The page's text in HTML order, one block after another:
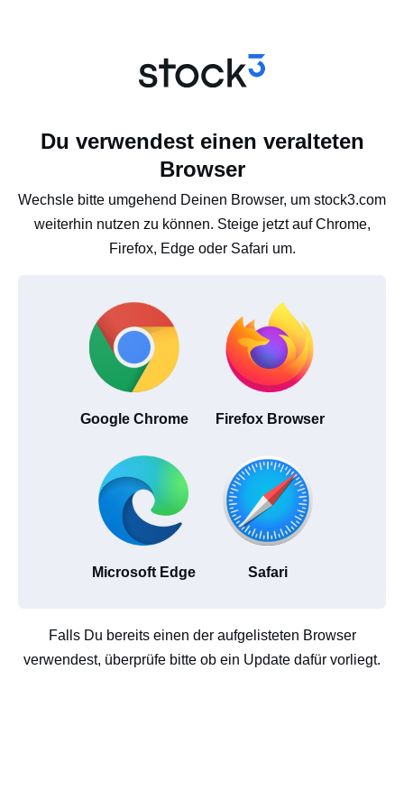
Du verwendest einen veralteten
Browser
Wechsle bitte umgehend Deinen Browser, um stock3.com
weiterhin nutzen zu können. Steige jetzt auf Chrome,
Firefox, Edge oder Safari um.
Google Chrome Firefox Browser
Microsoft Edge Safari
Falls Du bereits einen der aufgelisteten Browser
verwendest, überprüfe bitte ob ein Update dafür vorliegt.